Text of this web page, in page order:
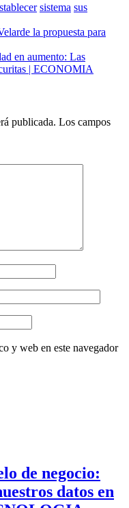
sistema sus
la propuesta para
en aumento: Las
| ECONOMIA
publicada. Los campos
y web en este navegador
de negocio:
datos en